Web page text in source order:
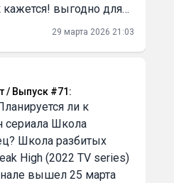
29 марта 2026 21:03
/ Выпуск #71 :
ли к
сериала Школа
Школа разбитых
High (2022 TV series)
вышел 25 марта